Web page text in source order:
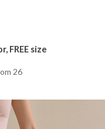
FREE size
26